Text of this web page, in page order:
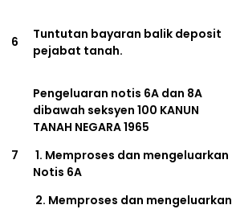
6
Tuntutan bayaran balik deposit
pejabat tanah.
7
Pengeluaran notis 6A dan 8A
dibawah seksyen 100 KANUN
TANAH NEGARA 1965
1. Memproses dan mengeluarkan
Notis 6A
2. Memproses dan mengeluarkan